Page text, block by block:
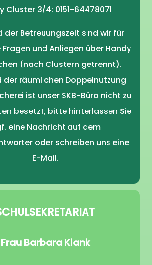
Cluster 3/4: 0151-64478071
der Betreuungszeit sind wir für
und Anliegen über Handy
(nach Clustern getrennt).
der räumlichen Doppelnutzung
ist unser SKB-Büro nicht zu
besetzt; bitte hinterlassen Sie
eine Nachricht auf dem
oder schreiben uns eine
E-Mail.
Frau Barbara Klank